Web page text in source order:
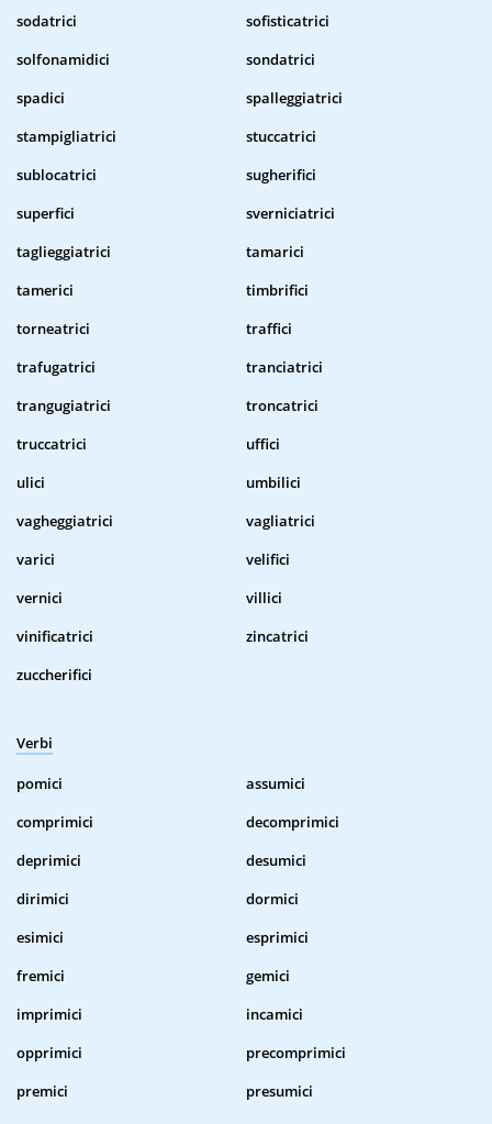
sodatrici
sofisticatrici
solfonamidici
sondatrici
spadici
spalleggiatrici
stampigliatrici
stuccatrici
sublocatrici
sugherifici
superfici
sverniciatrici
taglieggiatrici
tamarici
tamerici
timbrifici
torneatrici
traffici
trafugatrici
tranciatrici
trangugiatrici
troncatrici
truccatrici
uffici
ulici
umbilici
vagheggiatrici
vagliatrici
varici
velifici
vernici
villici
vinificatrici
zincatrici
zuccherifici
Verbi
pomici
assumici
comprimici
decomprimici
deprimici
desumici
dirimici
dormici
esimici
esprimici
fremici
gemici
imprimici
incamici
opprimici
precomprimici
premici
presumici